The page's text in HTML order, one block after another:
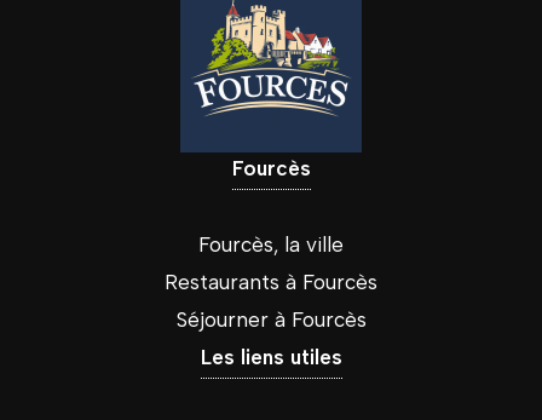
Fourcès
Fourcès, la ville
Restaurants à Fourcès
Séjourner à Fourcès
Les liens utiles